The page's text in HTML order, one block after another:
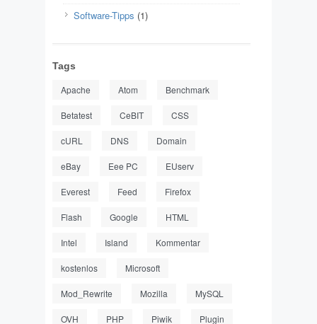
Software-Tipps (1)
Tags
Apache Atom Benchmark
Betatest CeBIT CSS
cURL DNS Domain
eBay Eee PC EUserv
Everest Feed Firefox
Flash Google HTML
Intel Island Kommentar
kostenlos Microsoft
Mod_Rewrite Mozilla MySQL
OVH PHP Piwik Plugin